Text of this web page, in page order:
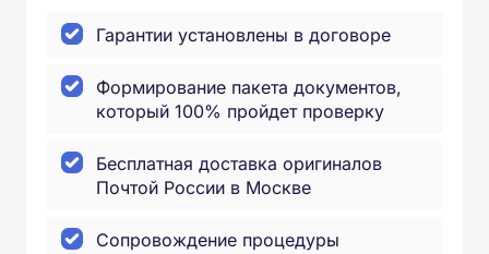
Гарантии установлены в договоре
Формирование пакета документов,
который 100% пройдет проверку
Бесплатная доставка оригиналов
Почтой России в Москве
Сопровождение процедуры